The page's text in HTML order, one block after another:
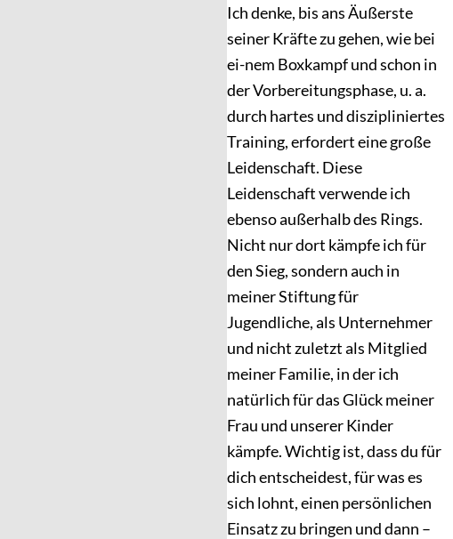
Ich denke, bis ans Äußerste
seiner Kräfte zu gehen, wie bei
ei-nem Boxkampf und schon in
der Vorbereitungsphase, u. a.
durch hartes und diszipliniertes
Training, erfordert eine große
Leidenschaft. Diese
Leidenschaft verwende ich
ebenso außerhalb des Rings.
Nicht nur dort kämpfe ich für
den Sieg, sondern auch in
meiner Stiftung für
Jugendliche, als Unternehmer
und nicht zuletzt als Mitglied
meiner Familie, in der ich
natürlich für das Glück meiner
Frau und unserer Kinder
kämpfe. Wichtig ist, dass du für
dich entscheidest, für was es
sich lohnt, einen persönlichen
Einsatz zu bringen und dann –